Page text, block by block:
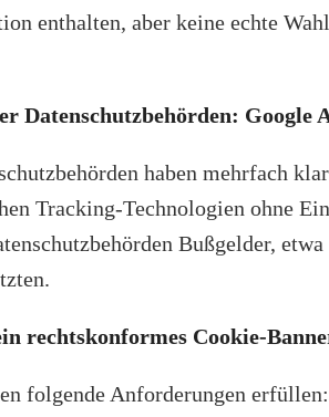
enthalten, aber keine echte
Datenschutzbehörden: Google
haben mehrfach
Tracking-Technologien ohne
Bußgelder,
rechtskonformes Cookie-
folgende Anforderungen erfüllen: